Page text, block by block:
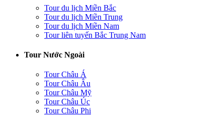
Tour du lịch Miền Bắc
Tour du lịch Miền Trung
Tour du lịch Miền Nam
Tour liên tuyến Bắc Trung Nam
Tour Nước Ngoài
Tour Châu Á
Tour Châu Âu
Tour Châu Mỹ
Tour Châu Úc
Tour Châu Phi